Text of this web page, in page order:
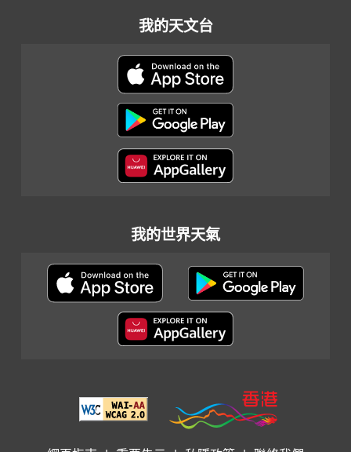
我的天文台
我的世界天氣